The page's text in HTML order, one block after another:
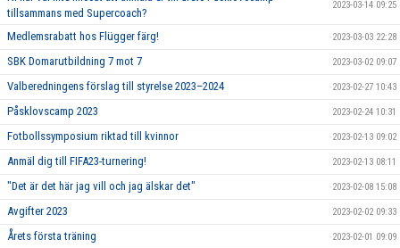
tillsammans med Supercoach?
2023-03-14 09:25
Medlemsrabatt hos Flügger färg! 2023-03-03 22:28
SBK Domarutbildning 7 mot 7 2023-03-02 09:07
Valberedningens förslag till styrelse 2023–2024 2023-02-27 10:43
Påsklovscamp 2023 2023-02-24 10:31
Fotbollssymposium riktad till kvinnor 2023-02-13 09:02
Anmäl dig till FIFA23-turnering! 2023-02-13 08:11
"Det är det här jag vill och jag älskar det" 2023-02-08 15:08
Avgifter 2023 2023-02-02 09:33
Årets första träning 2023-02-01 09:09